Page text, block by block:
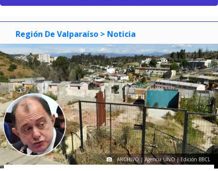
Región De Valparaíso > Noticia
ARCHIVO | Agencia UNO | Edición BBCL